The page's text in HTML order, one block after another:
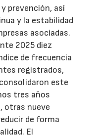
prevención, así
y la estabilidad
asociadas.
2025 diez
de frecuencia
registrados,
este
tres años
otras nueve
de forma
El